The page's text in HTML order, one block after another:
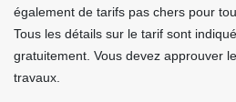
également de tarifs pas chers pour
Tous les détails sur le tarif sont
gratuitement. Vous devez approuver
travaux.